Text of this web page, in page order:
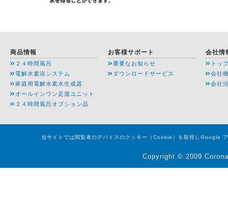
商品情報
２４時間風呂
電解水素浴システム
家庭用電解水素水生成器
オールインワン足湯ユニット
２４時間風呂オプション品
お客様サポート
重要なお知らせ
ダウンロードサービス
会社情
トッ
会社
会社
当サイトでは閲覧者のデバイスのクッキー（Cookie）を取得しGoogle
Copyright © 2009